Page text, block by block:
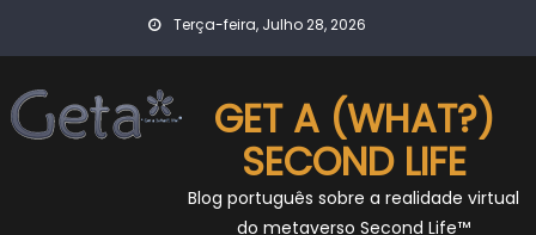
Terça-feira, Julho 28, 2026
GET A (WHAT?)
SECOND LIFE
Blog português sobre a realidade virtual
do metaverso Second Life™